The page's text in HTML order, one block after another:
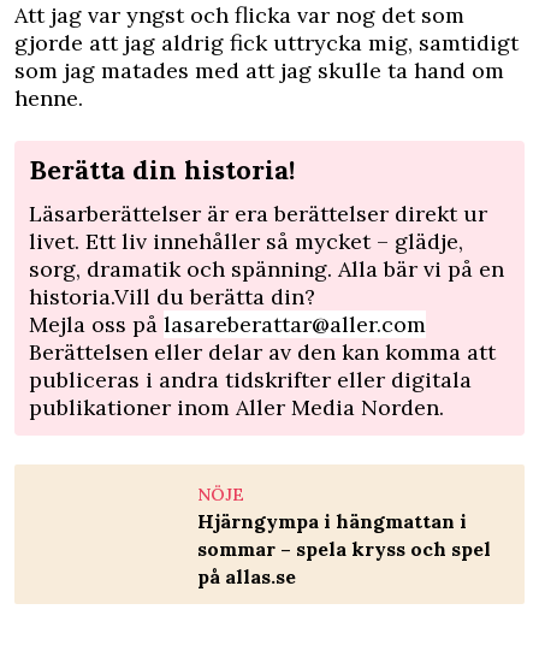
Att jag var yngst och flicka var nog det som
gjorde att jag aldrig fick uttrycka mig, samtidigt
som jag matades med att jag skulle ta hand om
henne.
Berätta din historia!
Läsarberättelser är era berättelser direkt ur
livet. Ett liv innehåller så mycket – glädje,
sorg, dramatik och spänning. Alla bär vi på en
historia.Vill du berätta din?
Mejla oss på lasareberattar@aller.com
Berättelsen eller delar av den kan komma att
publiceras i andra tidskrifter eller digitala
publikationer inom Aller Media Norden.
NÖJE
Hjärngympa i hängmattan i
sommar – spela kryss och spel
på allas.se